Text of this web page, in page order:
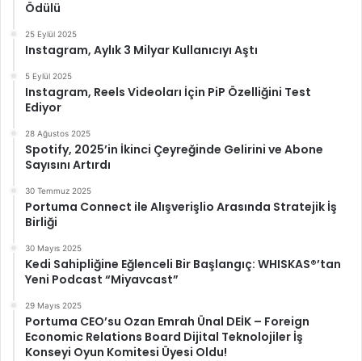
Ödülü
25 Eylül 2025
Instagram, Aylık 3 Milyar Kullanıcıyı Aştı
5 Eylül 2025
Instagram, Reels Videoları İçin PiP Özelliğini Test
Ediyor
28 Ağustos 2025
Spotify, 2025’in İkinci Çeyreğinde Gelirini ve Abone
Sayısını Artırdı
30 Temmuz 2025
Portuma Connect ile Alışverişlio Arasında Stratejik İş
Birliği
30 Mayıs 2025
Kedi Sahipliğine Eğlenceli Bir Başlangıç: WHISKAS®’tan
Yeni Podcast “Miyavcast”
29 Mayıs 2025
Portuma CEO’su Ozan Emrah Ünal DEİK – Foreign
Economic Relations Board Dijital Teknolojiler İş
Konseyi Oyun Komitesi Üyesi Oldu!